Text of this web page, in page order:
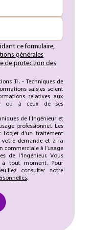
ce formulaire,
générales
de protection des
T.I. - Techniques de
saisies soient
relatives aux
ou à ceux de ses
de l'Ingénieur et
professionnel. Les
l’objet d'un traitement
demande et à la
commerciale à l’usage
de l'Ingénieur. Vous
à tout moment. Pour
consulter notre
.